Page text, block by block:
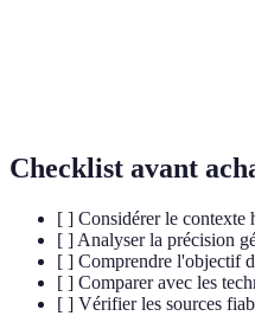
Checklist avant
[ ] Considérer le contexte
[ ] Analyser la précision
[ ] Comprendre l'objectif
[ ] Comparer avec les
[ ] Vérifier les sources